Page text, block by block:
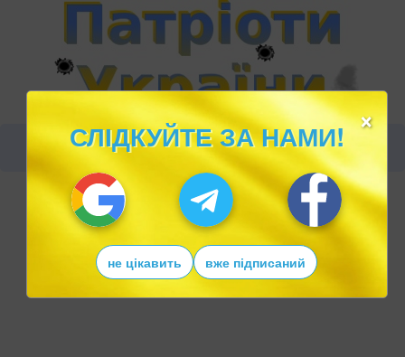
×
СЛІДКУЙТЕ ЗА НАМИ!
не цікавить вже підписаний